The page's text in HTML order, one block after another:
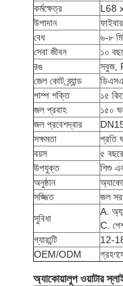
কর্মক্ষেত্র
L68
উপাদান
বেধ
৬-৮
সেবা জীবন
১০
রঙ
সবুজ,
জেল কোট ব্র্যান্ড
পাম্প শক্তি
১৫
জল প্রবাহ
১৫০
জল প্রবেশদ্বার
সক্ষমতা
প্রতি
বয়স
৫
উপযুক্ত
শিশু
অনুষ্ঠান
সজ্জিত
জল
সুবিধা
A.
C.
গ্যারান্টি
12-18
OEM/ODM
অ্যাকোয়ালুপ ওয়াটার